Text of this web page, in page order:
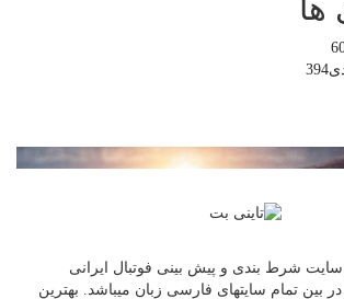
ها
394
سایت شرط بندی و پیش بینی فوتبال ایرانی
در بین تمام سایتهای فارسی زبان میباشد. بهترین